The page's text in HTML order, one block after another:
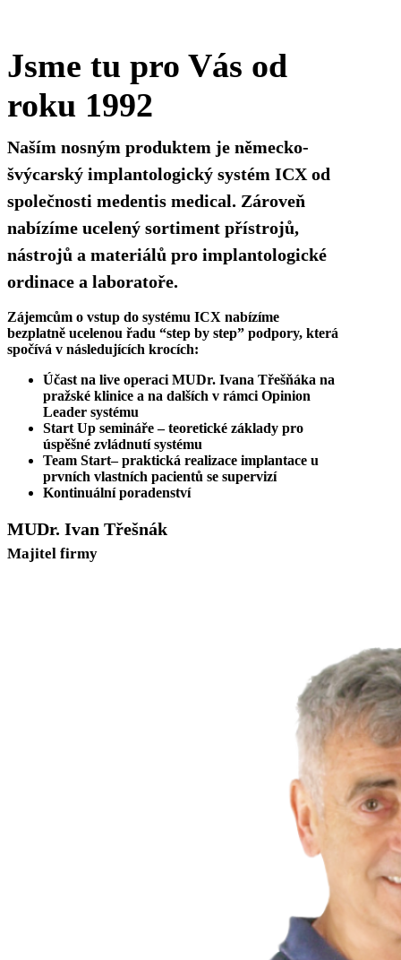
Jsme tu pro Vás od
roku 1992
Naším nosným produktem je německo-
švýcarský implantologický systém ICX od
společnosti medentis medical. Zároveň
nabízíme ucelený sortiment přístrojů,
nástrojů a materiálů pro implantologické
ordinace a laboratoře.
Zájemcům o vstup do systému ICX nabízíme
bezplatně ucelenou řadu “step by step” podpory, která
spočívá v následujících krocích:
Účast na live operaci MUDr. Ivana Třešňáka na
pražské klinice a na dalších v rámci Opinion
Leader systému
Start Up semináře – teoretické základy pro
úspěšné zvládnutí systému
Team Start– praktická realizace implantace u
prvních vlastních pacientů se supervizí
Kontinuální poradenství
MUDr. Ivan Třešnák
Majitel firmy